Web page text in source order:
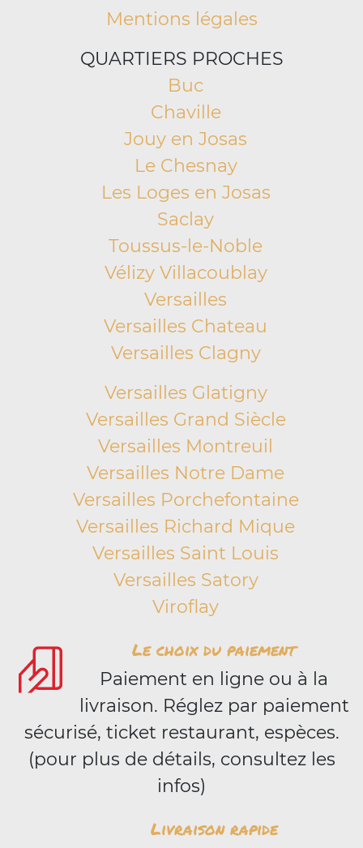
Mentions légales
QUARTIERS PROCHES
Buc
Chaville
Jouy en Josas
Le Chesnay
Les Loges en Josas
Saclay
Toussus-le-Noble
Vélizy Villacoublay
Versailles
Versailles Chateau
Versailles Clagny
Versailles Glatigny
Versailles Grand Siècle
Versailles Montreuil
Versailles Notre Dame
Versailles Porchefontaine
Versailles Richard Mique
Versailles Saint Louis
Versailles Satory
Viroflay
Le choix du paiement
Paiement en ligne ou à la
livraison. Réglez par paiement
sécurisé, ticket restaurant, espèces.
(pour plus de détails, consultez les
infos)
Livraison rapide